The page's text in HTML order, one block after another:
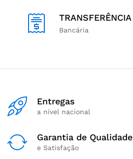
TRANSFERÊNCIA
Bancária
Entregas
a nível nacional
Garantia de Qualidade
e Satisfação